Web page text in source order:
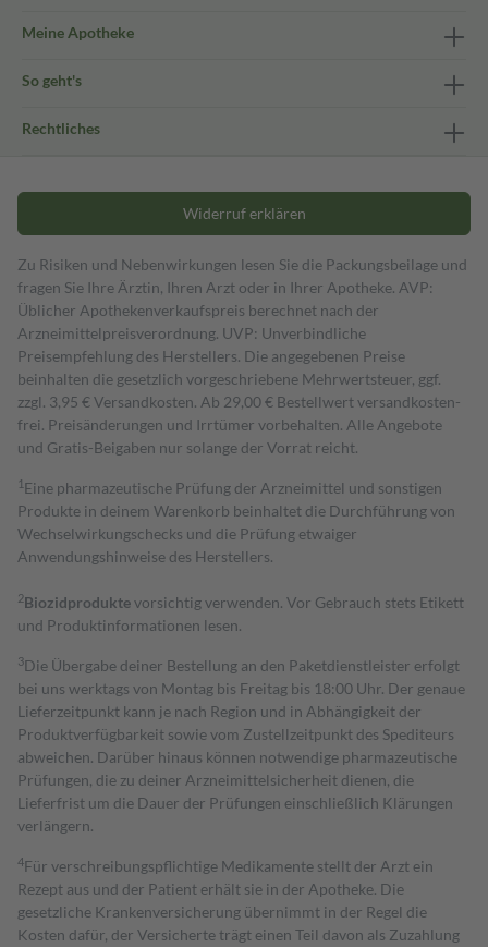
Meine Apotheke
So geht's
Rechtliches
Widerruf erklären
Zu Risiken und Nebenwirkungen lesen Sie die Packungsbeilage und
fragen Sie Ihre Ärztin, Ihren Arzt oder in Ihrer Apotheke. AVP:
Üblicher Apothekenverkaufspreis berechnet nach der
Arzneimittelpreisverordnung. UVP: Unverbindliche
Preisempfehlung des Herstellers. Die angegebenen Preise
beinhalten die gesetzlich vorgeschriebene Mehrwertsteuer, ggf.
zzgl. 3,95 € Versandkosten. Ab 29,00 € Bestell­wert versand­kosten­
frei. Preisänderungen und Irrtümer vorbehalten. Alle Angebote
und Gratis-Beigaben nur solange der Vorrat reicht.
1 Eine pharmazeutische Prüfung der Arzneimittel und sonstigen
Produkte in deinem Warenkorb beinhaltet die Durchführung von
Wechselwirkungschecks und die Prüfung etwaiger
Anwendungshinweise des Herstellers.
2Biozidproduktevorsichtig verwenden. Vor Gebrauch stets Etikett
und Produktinformationen lesen.
3Die Übergabe deiner Bestellung an den Paketdienstleister erfolgt
bei uns werktags von Montag bis Freitag bis 18:00 Uhr. Der genaue
Lieferzeitpunkt kann je nach Region und in Abhängigkeit der
Produktverfügbarkeit sowie vom Zustellzeitpunkt des Spediteurs
abweichen. Darüber hinaus können notwendige pharmazeutische
Prüfungen, die zu deiner Arzneimittelsicherheit dienen, die
Lieferfrist um die Dauer der Prüfungen einschließlich Klärungen
verlängern.
4Für verschreibungspflichtige Medikamente stellt der Arzt ein
Rezept aus und der Patient erhält sie in der Apotheke. Die
gesetzliche Krankenversicherung übernimmt in der Regel die
Kosten dafür, der Versicherte trägt einen Teil davon als Zuzahlung